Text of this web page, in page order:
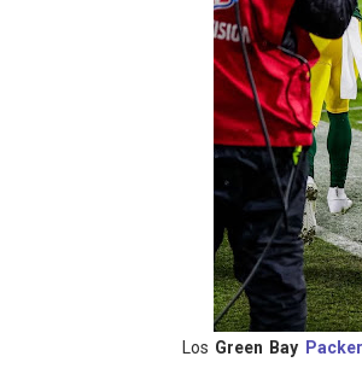
Los Green Bay